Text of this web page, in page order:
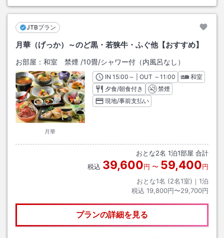
JTBプラン
月華（げっか）～のど黒・若狭牛・ふぐ他【おすすめ】
お部屋： 和室 禁煙 /10畳/シャワー付（内風呂なし）
月華
INチェックイン
15:00 ～ | OUT チェックアウト
～11:00
和室
夕食/朝食付き
禁煙
現地/事前支払い
おとな2名 1泊1部屋 合計
税込 39,600円 〜 59,400円
おとな1名 (2名1室)｜ 1泊
税込 19,800円〜29,700円
プランの詳細を見る